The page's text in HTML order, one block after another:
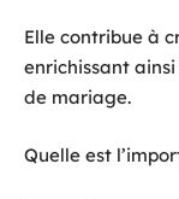
Elle contribue à
enrichissant
de mariage.
Quelle est